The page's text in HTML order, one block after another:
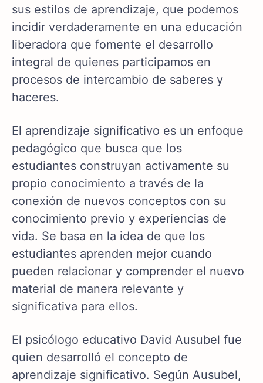
sus estilos de aprendizaje, que podemos
incidir verdaderamente en una educación
liberadora que fomente el desarrollo
integral de quienes participamos en
procesos de intercambio de saberes y
haceres.
El aprendizaje significativo es un enfoque
pedagógico que busca que los
estudiantes construyan activamente su
propio conocimiento a través de la
conexión de nuevos conceptos con su
conocimiento previo y experiencias de
vida. Se basa en la idea de que los
estudiantes aprenden mejor cuando
pueden relacionar y comprender el nuevo
material de manera relevante y
significativa para ellos.
El psicólogo educativo David Ausubel fue
quien desarrolló el concepto de
aprendizaje significativo. Según Ausubel,